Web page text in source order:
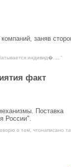
заняв
индивид�....."
факт
Поставка
России".
о том, чтонаписано